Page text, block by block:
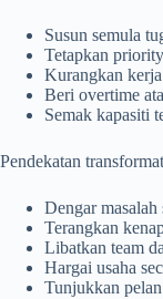
Susun semula
Tetapkan
Kurangkan
Beri overtime
Semak kapasiti
Pendekatan
Dengar masalah
Terangkan
Libatkan team
Hargai usaha
Tunjukkan